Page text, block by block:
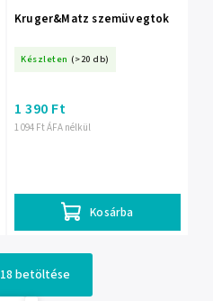
Kruger&Matz szemüvegtok
Készleten (>20 db)
1 094 Ft ÁFA nélkül
1 390 Ft
Kosárba
betöltése